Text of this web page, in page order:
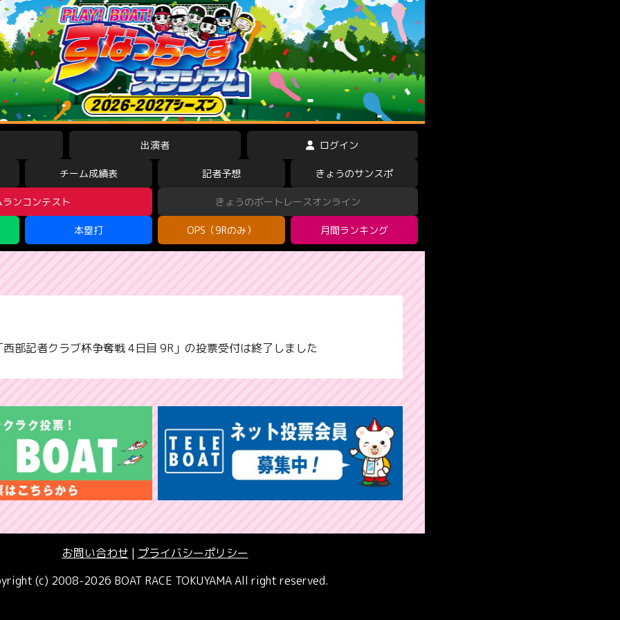
出演者 ログイン
チーム成績表 記者予想 きょうのサンスポ
ンコンテスト きょうのボートレースオンライン
本塁打 OPS（9Rのみ） 月間ランキング
西部記者クラブ杯争奪戦 4日目 9R」の投票受付は終了しました
お問い合わせ | プライバシーポリシー
(c) 2008-2026 BOAT RACE TOKUYAMA All right reserved.